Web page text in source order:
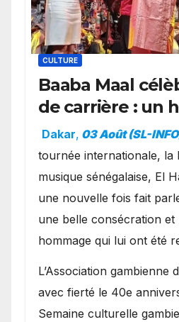
CULTURE
Baaba Maal
de carrière : un
exceptionnel à
présence de la
royale.
Dakar, 03 Août (SL-
tournée internationale, la
musique sénégalaise, El
une nouvelle fois fait
une belle consécration
hommage qui lui ont été
​L’Association gambienne
avec fierté le 40e
Semaine culturelle